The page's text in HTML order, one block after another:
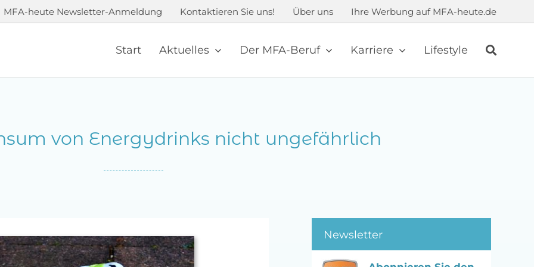
MFA-heute Newsletter-Anmeldung Kontaktieren Sie uns! Über uns Ihre Werbung auf MFA-heute.de
Start Aktuelles Der MFA-Beruf Karriere Lifestyle
von Energydrinks nicht ungefährlich
Newsletter